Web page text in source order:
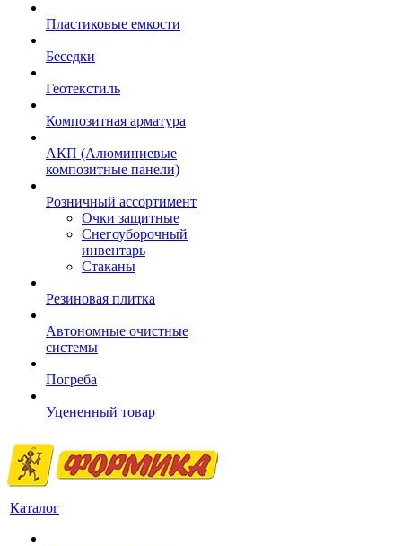
Пластиковые емкости
Беседки
Геотекстиль
Композитная арматура
АКП (Алюминиевые
композитные панели)
Розничный ассортимент
Очки защитные
Снегоуборочный
инвентарь
Стаканы
Резиновая плитка
Автономные очистные
системы
Погреба
Уцененный товар
Каталог